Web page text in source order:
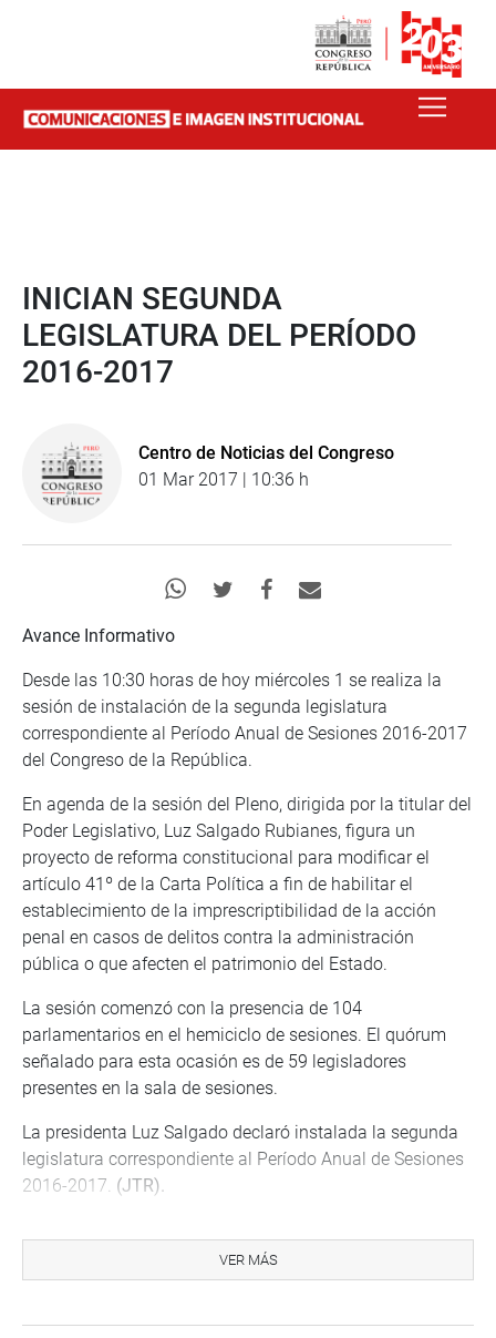
INICIAN SEGUNDA
LEGISLATURA DEL PERÍODO
2016-2017
Centro de Noticias del Congreso
01 Mar 2017 | 10:36 h
Avance Informativo
Desde las 10:30 horas de hoy miércoles 1 se realiza la
sesión de instalación de la segunda legislatura
correspondiente al Período Anual de Sesiones 2016-2017
del Congreso de la República.
En agenda de la sesión del Pleno, dirigida por la titular del
Poder Legislativo, Luz Salgado Rubianes, figura un
proyecto de reforma constitucional para modificar el
artículo 41º de la Carta Política a fin de habilitar el
establecimiento de la imprescriptibilidad de la acción
penal en casos de delitos contra la administración
pública o que afecten el patrimonio del Estado.
La sesión comenzó con la presencia de 104
parlamentarios en el hemiciclo de sesiones. El quórum
señalado para esta ocasión es de 59 legisladores
presentes en la sala de sesiones.
La presidenta Luz Salgado declaró instalada la segunda
legislatura correspondiente al Período Anual de Sesiones
2016-2017. (JTR).
PRENSA-CONGRESO
VER MÁS